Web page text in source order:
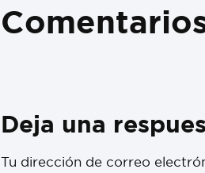
Deja una
Tu dirección de correo